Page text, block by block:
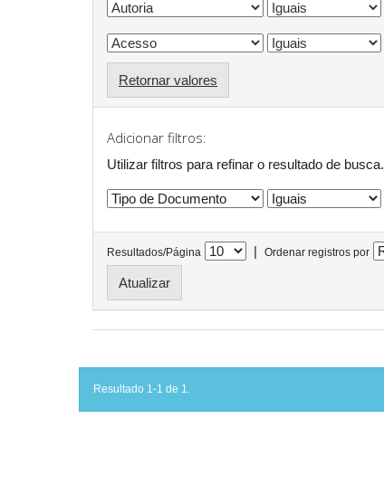
Retornar valores
Adicionar filtros:
Utilizar filtros para refinar o resultado de busca.
Resultados/Página | Ordenar registros por
Resultado 1-1 de 1.